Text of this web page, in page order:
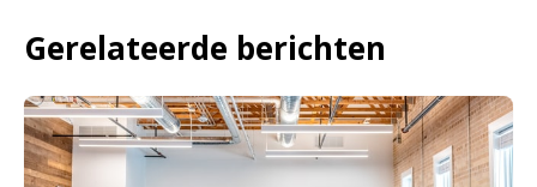
Gerelateerde berichten